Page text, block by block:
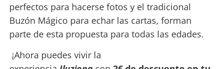
perfectos para hacerse fotos y el tradicional
Buzón Mágico para echar las cartas, forman
parte de esta propuesta para todas las edades.
¡Ahora puedes vivir la